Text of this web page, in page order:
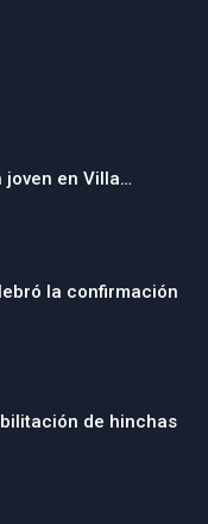
joven en Villa…
la confirmación
de hinchas